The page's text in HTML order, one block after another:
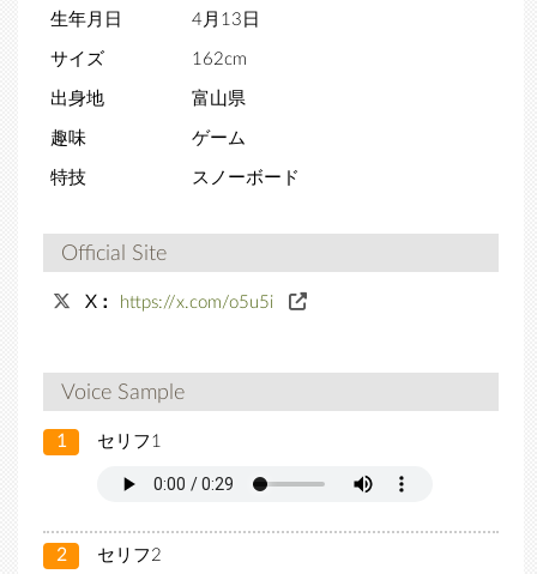
生年月日 4⽉13⽇
サイズ 162cm
出身地 富山県
趣味 ゲーム
特技 スノーボード
Official Site
X： https://x.com/o5u5i
Voice Sample
1 セリフ1
2 セリフ2